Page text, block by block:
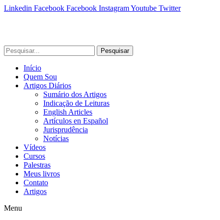
Linkedin Facebook Facebook InstagramYoutube Twitter
Pesquisar
Início
Quem Sou
Artigos Diários
Sumário dos Artigos
Indicação de Leituras
English Articles
Artículos en Español
Jurisprudência
Notícias
Vídeos
Cursos
Palestras
Meus livros
Contato
Artigos
Menu